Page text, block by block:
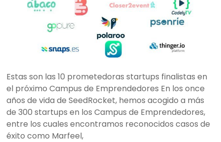
Estas son las 10 prometedoras startups finalistas en
el próximo Campus de Emprendedores En los once
años de vida de SeedRocket, hemos acogido a más
de 300 startups en los Campus de Emprendedores,
entre los cuales encontramos reconocidos casos de
éxito como Marfeel,